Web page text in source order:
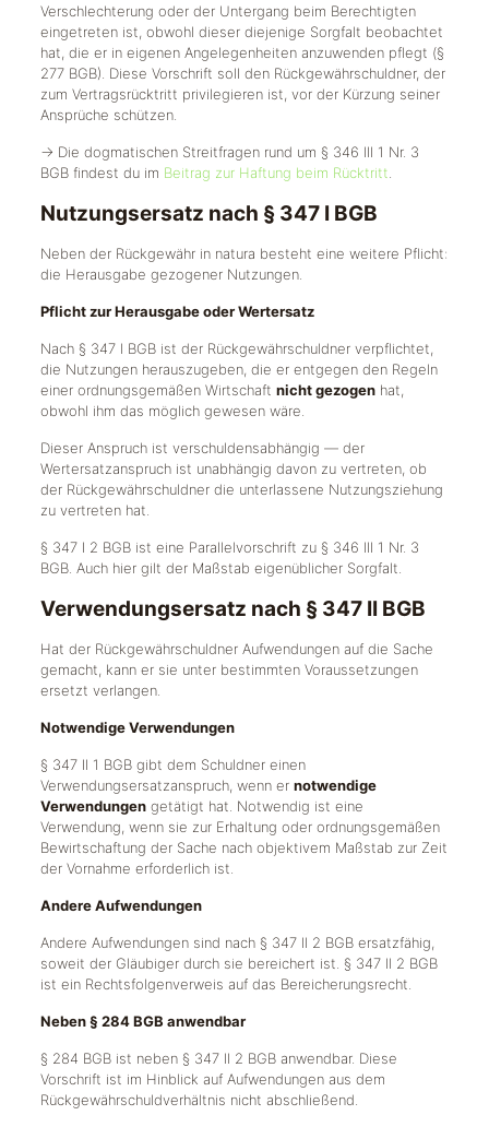
Verschlechterung oder der Untergang beim Berechtigten
eingetreten ist, obwohl dieser diejenige Sorgfalt beobachtet
hat, die er in eigenen Angelegenheiten anzuwenden pflegt (§
277 BGB). Diese Vorschrift soll den Rückgewährschuldner, der
zum Vertragsrücktritt privilegieren ist, vor der Kürzung seiner
Ansprüche schützen.
→ Die dogmatischen Streitfragen rund um § 346 III 1 Nr. 3
BGB findest du im Beitrag zur Haftung beim Rücktritt
Nutzungsersatz nach § 347 I BGB
Neben der Rückgewähr in natura besteht eine weitere Pflicht:
die Herausgabe gezogener Nutzungen.
Pflicht zur Herausgabe oder Wertersatz
Nach § 347 I BGB ist der Rückgewährschuldner verpflichtet,
die Nutzungen herauszugeben, die er entgegen den Regeln
einer ordnungsgemäßen Wirtschaft nicht gezogenhat,
obwohl ihm das möglich gewesen wäre.
Dieser Anspruch ist verschuldensabhängig — der
Wertersatzanspruch ist unabhängig davon zu vertreten, ob
der Rückgewährschuldner die unterlassene Nutzungsziehung
zu vertreten hat.
§ 347 I 2 BGB ist eine Parallelvorschrift zu § 346 III 1 Nr. 3
BGB. Auch hier gilt der Maßstab eigenüblicher Sorgfalt.
Verwendungsersatz nach § 347 II BGB
Hat der Rückgewährschuldner Aufwendungen auf die Sache
gemacht, kann er sie unter bestimmten Voraussetzungen
ersetzt verlangen.
Notwendige Verwendungen
§ 347 II 1 BGB gibt dem Schuldner einen
Verwendungsersatzanspruch, wenn er notwendige
Verwendungengetätigt hat. Notwendig ist eine
Verwendung, wenn sie zur Erhaltung oder ordnungsgemäßen
Bewirtschaftung der Sache nach objektivem Maßstab zur Zeit
der Vornahme erforderlich ist.
Andere Aufwendungen
Andere Aufwendungen sind nach § 347 II 2 BGB ersatzfähig,
soweit der Gläubiger durch sie bereichert ist. § 347 II 2 BGB
ist ein Rechtsfolgenverweis auf das Bereicherungsrecht.
Neben § 284 BGB anwendbar
§ 284 BGB ist neben § 347 II 2 BGB anwendbar. Diese
Vorschrift ist im Hinblick auf Aufwendungen aus dem
Rückgewährschuldverhältnis nicht abschließend.